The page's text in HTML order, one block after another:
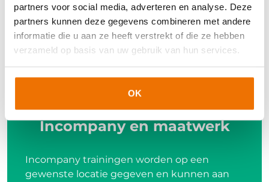
partners voor social media, adverteren en analyse. Deze
partners kunnen deze gegevens combineren met andere
informatie die u aan ze heeft verstrekt of die ze hebben
verzameld op basis van uw gebruik van hun services.
OK
follow-up gesprek
klachtengesprek
slechtnieuwsgesprek met een kandidaat
Incompany en maatwerk
Incompany trainingen worden op een
gewenste locatie gegeven en kunnen aan